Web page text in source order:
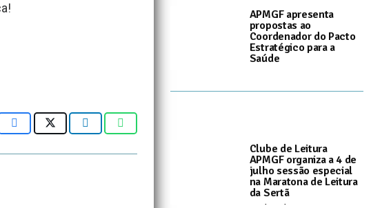
APMGF apresenta
propostas ao
Coordenador do Pacto
Estratégico para a
Saúde
Clube de Leitura
APMGF organiza a 4 de
julho sessão especial
na Maratona de Leitura
da Sertã